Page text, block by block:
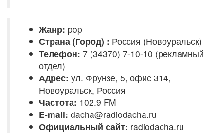
Жанр: pop
Страна (Город) : Россия (Новоуральск)
Телефон: 7 (34370) 7-10-10 (рекламный
отдел)
Адрес: ул. Фрунзе, 5, офис 314,
Новоуральск, Россия
Частота: 102.9 FM
E-mail: dacha@radiodacha.ru
Официальный сайт: radiodacha.ru